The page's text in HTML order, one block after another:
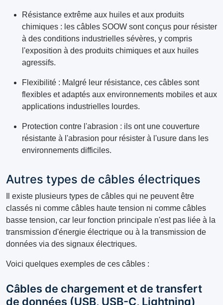
Résistance extrême aux huiles et aux produits
chimiques : les câbles SOOW sont conçus pour résister
à des conditions industrielles sévères, y compris
l'exposition à des produits chimiques et aux huiles
agressifs.
Flexibilité : Malgré leur résistance, ces câbles sont
flexibles et adaptés aux environnements mobiles et aux
applications industrielles lourdes.
Protection contre l'abrasion : ils ont une couverture
résistante à l'abrasion pour résister à l'usure dans les
environnements difficiles.
Autres types de câbles électriques
Il existe plusieurs types de câbles qui ne peuvent être
classés ni comme câbles haute tension ni comme câbles
basse tension, car leur fonction principale n'est pas liée à la
transmission d'énergie électrique ou à la transmission de
données via des signaux électriques.
Voici quelques exemples de ces câbles :
Câbles de chargement et de transfert
de données (USB, USB-C, Lightning)